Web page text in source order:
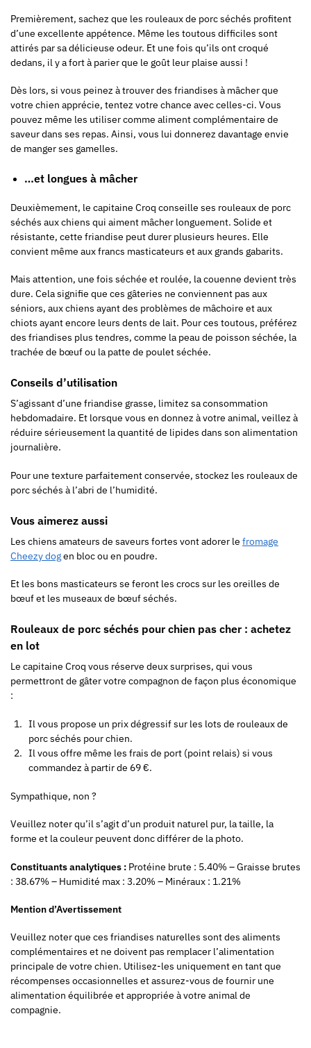
Premièrement, sachez que les rouleaux de porc séchés profitent
d’une excellente appétence. Même les toutous difficiles sont
attirés par sa délicieuse odeur. Et une fois qu’ils ont croqué
dedans, il y a fort à parier que le goût leur plaise aussi !
Dès lors, si vous peinez à trouver des friandises à mâcher que
votre chien apprécie, tentez votre chance avec celles-ci. Vous
pouvez même les utiliser comme aliment complémentaire de
saveur dans ses repas. Ainsi, vous lui donnerez davantage envie
de manger ses gamelles.
…et longues à mâcher
Deuxièmement, le capitaine Croq conseille ses rouleaux de porc
séchés aux chiens qui aiment mâcher longuement. Solide et
résistante, cette friandise peut durer plusieurs heures. Elle
convient même aux francs masticateurs et aux grands gabarits.
Mais attention, une fois séchée et roulée, la couenne devient très
dure. Cela signifie que ces gâteries ne conviennent pas aux
séniors, aux chiens ayant des problèmes de mâchoire et aux
chiots ayant encore leurs dents de lait. Pour ces toutous, préférez
des friandises plus tendres, comme la peau de poisson séchée, la
trachée de bœuf ou la patte de poulet séchée.
Conseils d’utilisation
S’agissant d’une friandise grasse, limitez sa consommation
hebdomadaire. Et lorsque vous en donnez à votre animal, veillez à
réduire sérieusement la quantité de lipides dans son alimentation
journalière.
Pour une texture parfaitement conservée, stockez les rouleaux de
porc séchés à l’abri de l’humidité.
Vous aimerez aussi
Les chiens amateurs de saveurs fortes vont adorer le fromage
Cheezy dogen bloc ou en poudre.
Et les bons masticateurs se feront les crocs sur les oreilles de
bœuf et les museaux de bœuf séchés.
Rouleaux de porc séchés pour chien pas cher : achetez
en lot
Le capitaine Croq vous réserve deux surprises, qui vous
permettront de gâter votre compagnon de façon plus économique
:
Il vous propose un prix dégressif sur les lots de rouleaux de
porc séchés pour chien.
Il vous offre même les frais de port (point relais) si vous
commandez à partir de 69 €.
Sympathique, non ?
Veuillez noter qu’il s’agit d’un produit naturel pur, la taille, la
forme et la couleur peuvent donc différer de la photo.
Constituants analytiques : Protéine brute : 5.40% – Graisse brutes
: 38.67% – Humidité max : 3.20% – Minéraux : 1.21%
Mention d’Avertissement
Veuillez noter que ces friandises naturelles sont des aliments
complémentaires et ne doivent pas remplacer l’alimentation
principale de votre chien. Utilisez-les uniquement en tant que
récompenses occasionnelles et assurez-vous de fournir une
alimentation équilibrée et appropriée à votre animal de
compagnie.